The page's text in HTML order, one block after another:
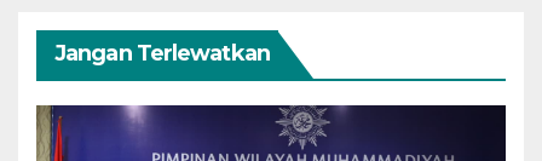
Jangan Terlewatkan